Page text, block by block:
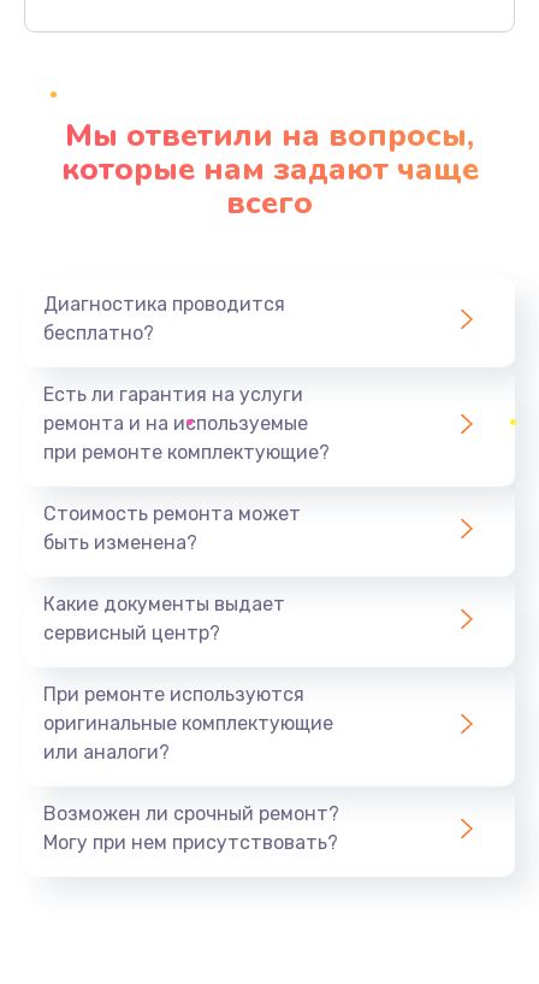
Заказать
Профилактическая чистка
Заказать
1440 руб.
Ремонт южного моста
Замена батарейки BIOS
Заказать
Мы ответили на вопросы,
которые нам задают чаще
всего
Диагностика проводится
бесплатно?
Есть ли гарантия на услуги
ремонта и на используемые
при ремонте комплектующие?
Стоимость ремонта может
быть изменена?
Какие документы выдает
сервисный центр?
При ремонте используются
оригинальные комплектующие
или аналоги?
Возможен ли срочный ремонт?
Могу при нем присутствовать?